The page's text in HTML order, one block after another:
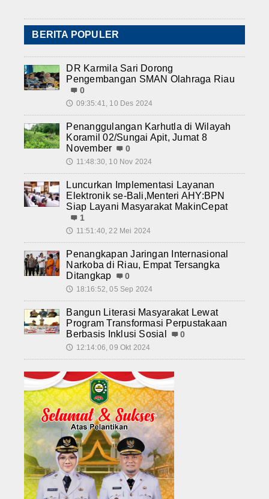
BERITA POPULER
DR Karmila Sari Dorong
Pengembangan SMAN Olahraga Riau
0
🕔 09:35:41, 10 Des 2024
Penanggulangan Karhutla di Wilayah
Koramil 02/Sungai Apit, Jumat 8
November
0
🕔 11:48:30, 10 Nov 2024
Luncurkan Implementasi Layanan
Elektronik se-Bali,Menteri AHY:BPN
Siap Layani Masyarakat MakinCepat
1
🕔 11:51:40, 22 Mei 2024
Penangkapan Jaringan Internasional
Narkoba di Riau, Empat Tersangka
Ditangkap
0
🕔 18:16:52, 05 Sep 2024
Bangun Literasi Masyarakat Lewat
Program Transformasi Perpustakaan
Berbasis Inklusi Sosial
0
🕔 12:14:06, 09 Okt 2024